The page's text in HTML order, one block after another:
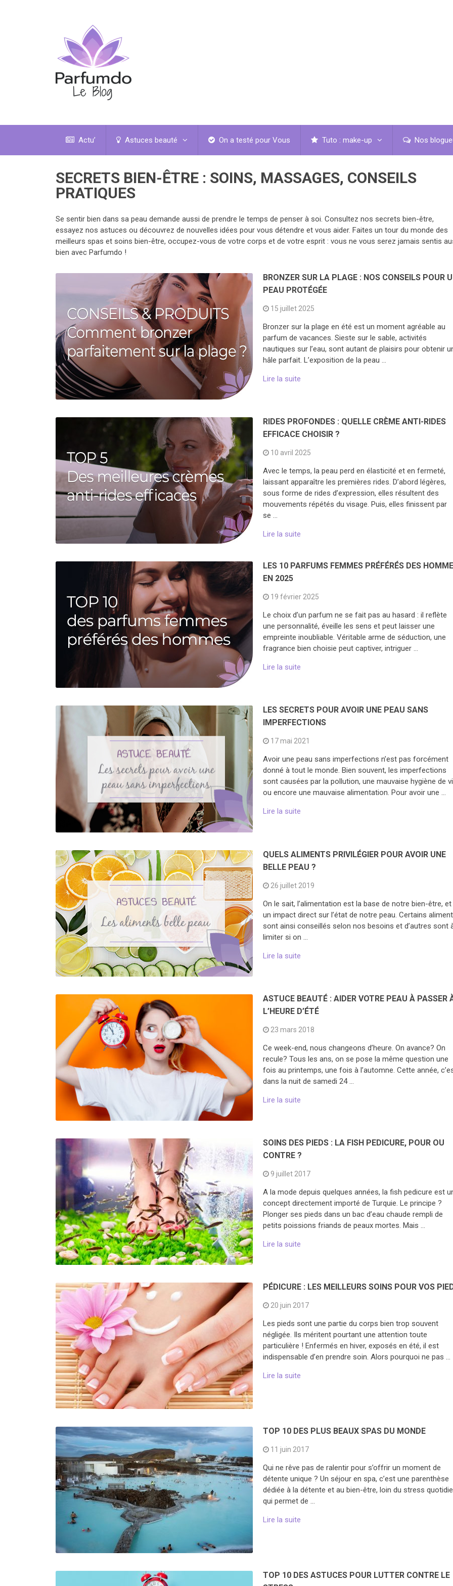
Actu’ Astuces beauté On a testé pour Vous Tuto : make-up Nos
SECRETS BIEN-ÊTRE : SOINS, MASSAGES, CONSEILS
PRATIQUES
Se sentir bien dans sa peau demande aussi de prendre le temps de penser à soi. Consultez nos secrets bien-être,
essayez nos astuces ou découvrez de nouvelles idées pour vous détendre et vous aider. Faites un tour du monde des
meilleurs spas et soins bien-être, occupez-vous de votre corps et de votre esprit : vous ne vous serez jamais sentis
bien avec Parfumdo !
BRONZER SUR LA PLAGE : NOS CONSEILS POUR
PEAU PROTÉGÉE
15 juillet 2025
Bronzer sur la plage en été est un moment agréable au
parfum de vacances. Sieste sur le sable, activités
nautiques sur l’eau, sont autant de plaisirs pour obtenir
hâle parfait. L’exposition de la peau …
Lire la suite
RIDES PROFONDES : QUELLE CRÈME ANTI-RIDES
EFFICACE CHOISIR ?
10 avril 2025
Avec le temps, la peau perd en élasticité et en fermeté,
laissant apparaître les premières rides. D’abord légères,
sous forme de rides d’expression, elles résultent des
mouvements répétés du visage. Puis, elles finissent par
se …
Lire la suite
LES 10 PARFUMS FEMMES PRÉFÉRÉS DES
EN 2025
19 février 2025
Le choix d’un parfum ne se fait pas au hasard : il reflète
une personnalité, éveille les sens et peut laisser une
empreinte inoubliable. Véritable arme de séduction, une
fragrance bien choisie peut captiver, intriguer …
Lire la suite
LES SECRETS POUR AVOIR UNE PEAU SANS
IMPERFECTIONS
17 mai 2021
Avoir une peau sans imperfections n’est pas forcément
donné à tout le monde. Bien souvent, les imperfections
sont causées par la pollution, une mauvaise hygiène de
ou encore une mauvaise alimentation. Pour avoir une …
Lire la suite
QUELS ALIMENTS PRIVILÉGIER POUR AVOIR UNE
BELLE PEAU ?
26 juillet 2019
On le sait, l’alimentation est la base de notre bien-être, et
un impact direct sur l’état de notre peau. Certains
sont ainsi conseillés selon nos besoins et d’autres sont
limiter si on …
Lire la suite
ASTUCE BEAUTÉ : AIDER VOTRE PEAU À PASSER
L’HEURE D’ÉTÉ
23 mars 2018
Ce week-end, nous changeons d’heure. On avance? On
recule? Tous les ans, on se pose la même question une
fois au printemps, une fois à l’automne. Cette année,
dans la nuit de samedi 24 …
Lire la suite
SOINS DES PIEDS : LA FISH PEDICURE, POUR OU
CONTRE ?
9 juillet 2017
A la mode depuis quelques années, la fish pedicure est
concept directement importé de Turquie. Le principe ?
Plonger ses pieds dans un bac d’eau chaude rempli de
petits poissions friands de peaux mortes. Mais …
Lire la suite
PÉDICURE : LES MEILLEURS SOINS POUR VOS
20 juin 2017
Les pieds sont une partie du corps bien trop souvent
négligée. Ils méritent pourtant une attention toute
particulière ! Enfermés en hiver, exposés en été, il est
indispensable d’en prendre soin. Alors pourquoi ne pas …
Lire la suite
TOP 10 DES PLUS BEAUX SPAS DU MONDE
11 juin 2017
Qui ne rêve pas de ralentir pour s’offrir un moment de
détente unique ? Un séjour en spa, c’est une parenthèse
dédiée à la détente et au bien-être, loin du stress
qui permet de …
Lire la suite
TOP 10 DES ASTUCES POUR LUTTER CONTRE LE